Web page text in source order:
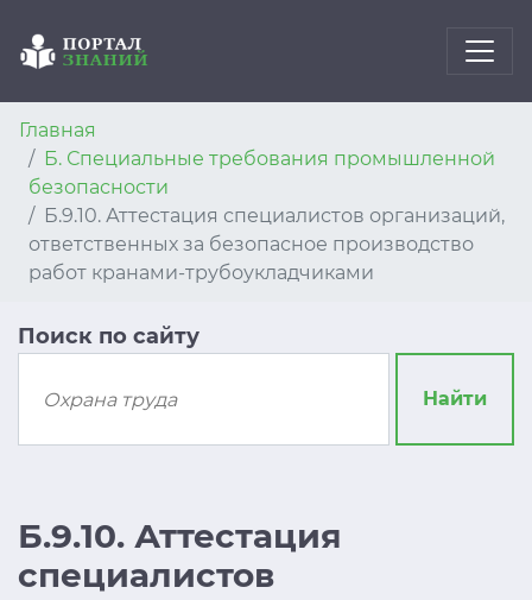
Главная
Б. Специальные требования промышленной
безопасности
Б.9.10. Аттестация специалистов организаций,
ответственных за безопасное производство
работ кранами-трубоукладчиками
Поиск по сайту
Найти
Б.9.10. Аттестация
специалистов